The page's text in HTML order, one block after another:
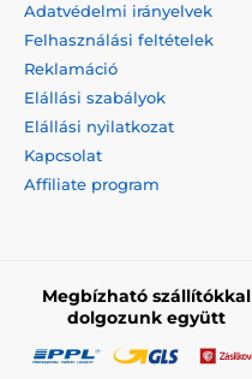
Adatvédelmi irányelvek
Felhasználási feltételek
Reklamáció
Elállási szabályok
Elállási nyilatkozat
Kapcsolat
Affiliate program
Megbízható szállítókkal
dolgozunk együtt